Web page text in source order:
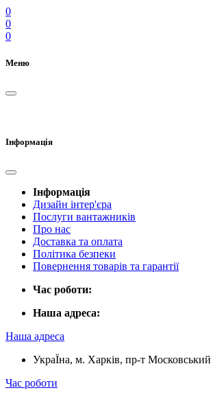
0
0
0
Меню
Інформація
Інформація
Дизайн інтер'єра
Послуги вантажників
Про нас
Доставка та оплата
Політика безпеки
Повернення товарів та гарантії
Час роботи:
Наша адреса:
Наша адреса
УкраЇна, м. Харків, пр-т Московський
Час роботи